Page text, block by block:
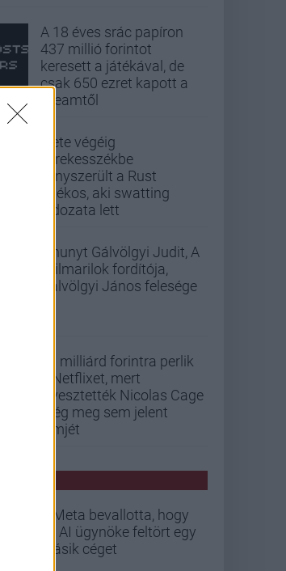
A 18 éves srác papíron
437 millió forintot
keresett a játékával, de
csak 650 ezret kapott a
Steamtől
Élete végéig
kerekesszékbe
kényszerült a Rust
játékos, aki swatting
áldozata lett
Elhunyt Gálvölgyi Judit, A
szilmarilok fordítója,
Gálvölgyi János felesége
33 milliárd forintra perlik
a Netflixet, mert
elvesztették Nicolas Cage
még meg sem jelent
filmjét
A Meta bevallotta, hogy
az AI ügynöke feltört egy
másik céget